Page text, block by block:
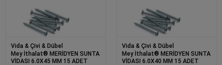
Vida & Çivi & Dübel
Mey İthalat® MERİDYEN SUNTA
VİDASI 6.0X45 MM 15 ADET
Vida & Çivi & Dübel
Mey İthalat® MERİDYEN SUNTA
VİDASI 6.0X40 MM 15 ADET